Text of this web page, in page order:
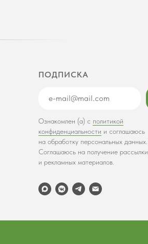
ПОДПИСКА
Ознакомлен (а) с политикой
конфиденциальности и соглашаюсь
на обработку персональных данных.
Соглашаюсь на получение рассылки
и рекламных материалов.